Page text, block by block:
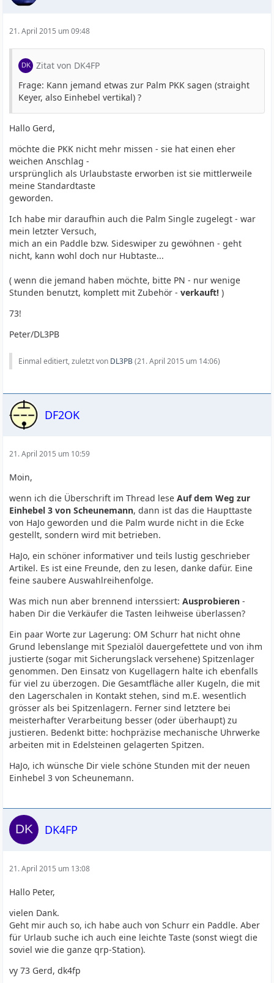
21. April 2015 um 09:48
Zitat von DK4FP
Frage: Kann jemand etwas zur Palm PKK sagen (straight
Keyer, also Einhebel vertikal) ?
Hallo Gerd,
möchte die PKK nicht mehr missen - sie hat einen eher
weichen Anschlag -
ursprünglich als Urlaubstaste erworben ist sie mittlerweile
meine Standardtaste
geworden.
Ich habe mir daraufhin auch die Palm Single zugelegt - war
mein letzter Versuch,
mich an ein Paddle bzw. Sideswiper zu gewöhnen - geht
nicht, kann wohl doch nur Hubtaste...
( wenn die jemand haben möchte, bitte PN - nur wenige
Stunden benutzt, komplett mit Zubehör -verkauft!)
73!
Peter/DL3PB
Einmal editiert, zuletzt von DL3PB(21. April 2015 um 14:06)
DF2OK
21. April 2015 um 10:59
Moin,
wenn ich die Überschrift im Thread leseAuf dem Weg zur
Einhebel 3 von Scheunemann, dann ist das die Haupttaste
von HaJo geworden und die Palm wurde nicht in die Ecke
gestellt, sondern wird mit betrieben.
HaJo, ein schöner informativer und teils lustig geschrieber
Artikel. Es ist eine Freunde, den zu lesen, danke dafür. Eine
feine saubere Auswahlreihenfolge.
Was mich nun aber brennend interssiert:Ausprobieren-
haben Dir die Verkäufer die Tasten leihweise überlassen?
Ein paar Worte zur Lagerung: OM Schurr hat nicht ohne
Grund lebenslange mit Spezialöl dauergefettete und von ihm
justierte (sogar mit Sicherungslack versehene) Spitzenlager
genommen. Den Einsatz von Kugellagern halte ich ebenfalls
für viel zu überzogen. Die Gesamtfläche aller Kugeln, die mit
den Lagerschalen in Kontakt stehen, sind m.E. wesentlich
grösser als bei Spitzenlagern. Ferner sind letztere bei
meisterhafter Verarbeitung besser (oder überhaupt) zu
justieren. Bedenkt bitte: hochpräzise mechanische Uhrwerke
arbeiten mit in Edelsteinen gelagerten Spitzen.
HaJo, ich wünsche Dir viele schöne Stunden mit der neuen
Einhebel 3 von Scheunemann.
DK4FP
21. April 2015 um 13:08
Hallo Peter,
vielen Dank.
Geht mir auch so, ich habe auch von Schurr ein Paddle. Aber
für Urlaub suche ich auch eine leichte Taste (sonst wiegt die
soviel wie die ganze qrp-Station).
vy 73 Gerd, dk4fp